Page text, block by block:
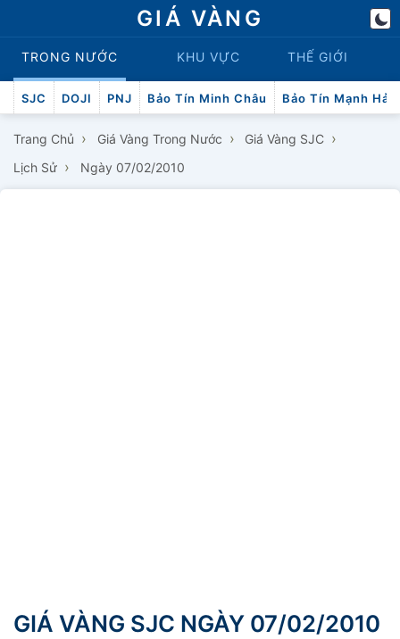
GIÁ VÀNG
TRONG NƯỚC KHU VỰC THẾ GIỚI
SJC DOJI PNJ Bảo Tín Minh Châu Bảo Tín Mạnh Hải
Trang Chủ › Giá Vàng Trong Nước › Giá Vàng SJC ›
Lịch Sử › Ngày 07/02/2010
GIÁ VÀNG SJC NGÀY 07/02/2010